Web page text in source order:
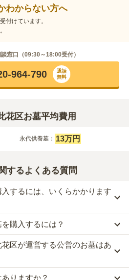
わからない方へ
付けています。
窓口（09:30～18:00受付）
964-790
通話
無料
花区お墓平均費用
永代供養墓： 13万円
するよくある質問
するには、いくらかかります
目安は、納骨堂が約43万円、永代供養
は、基本的に墓石代がかからず、永代
購入するには？
墓は、寳泉寺 永代合祀納骨廟「功徳
るのは、他の方のご遺骨と一緒に埋葬
と呼ばれるタイプです。個別のお墓に
区が運営する公営のお墓はあ
りますか？